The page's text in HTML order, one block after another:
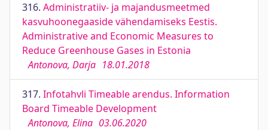
316. Administratiiv- ja majandusmeetmed
kasvuhoonegaaside vähendamiseks Eestis.
Administrative and Economic Measures to
Reduce Greenhouse Gases in Estonia
Antonova, Darja 18.01.2018
317. Infotahvli Timeable arendus. Information
Board Timeable Development
Antonova, Elina 03.06.2020